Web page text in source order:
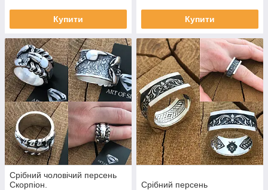
Купити Купити
Срібний чоловічий персень
Скорпіон.
Срібний персень